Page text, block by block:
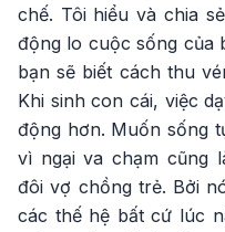
chế. Tôi hiểu và chia
động lo cuộc sống của
bạn sẽ biết cách thu
Khi sinh con cái, việc
động hơn. Muốn sống
vì ngại va chạm cũng
đôi vợ chồng trẻ. Bởi
các thế hệ bất cứ lúc